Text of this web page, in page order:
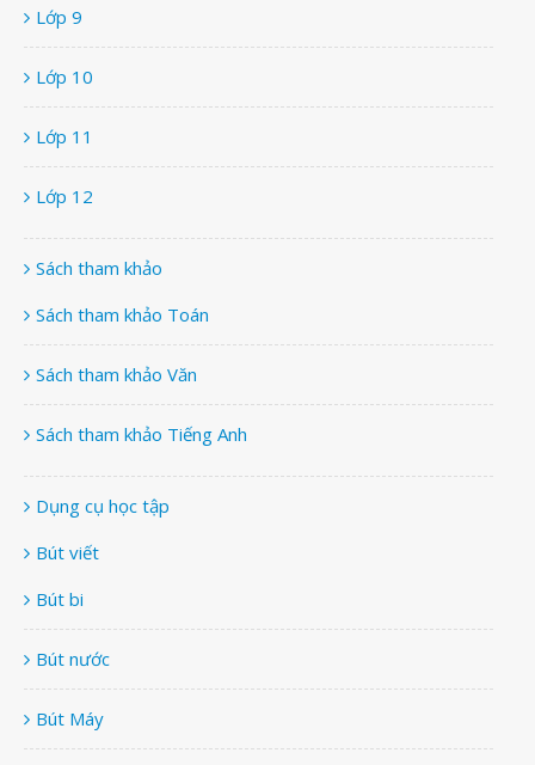
Lớp 9
Lớp 10
Lớp 11
Lớp 12
Sách tham khảo
Sách tham khảo Toán
Sách tham khảo Văn
Sách tham khảo Tiếng Anh
Dụng cụ học tập
Bút viết
Bút bi
Bút nước
Bút Máy